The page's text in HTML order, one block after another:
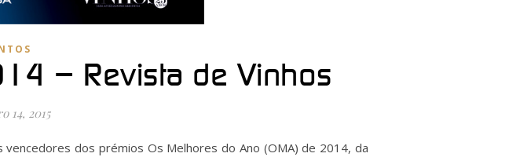
– Revista de Vinhos
14, 2015
dos prémios Os Melhores do Ano (OMA) de 2014, da